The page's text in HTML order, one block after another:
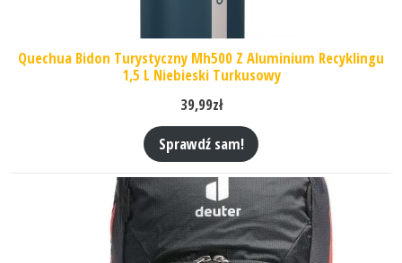
Quechua Bidon Turystyczny Mh500 Z Aluminium Recyklingu
1,5 L Niebieski Turkusowy
39,99zł
Sprawdź sam!